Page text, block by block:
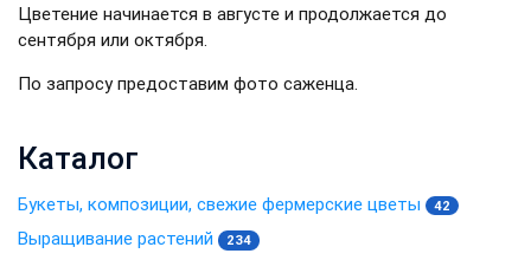
Цветение начинается в августе и продолжается до
сентября или октября.
По запросу предоставим фото саженца.
Каталог
Букеты, композиции, свежие фермерские цветы 42
Выращивание растений 234